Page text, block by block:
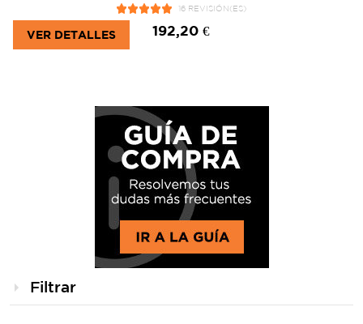
16 REVISIÓN(ES)
192,20 €
VER DETALLES
Filtrar